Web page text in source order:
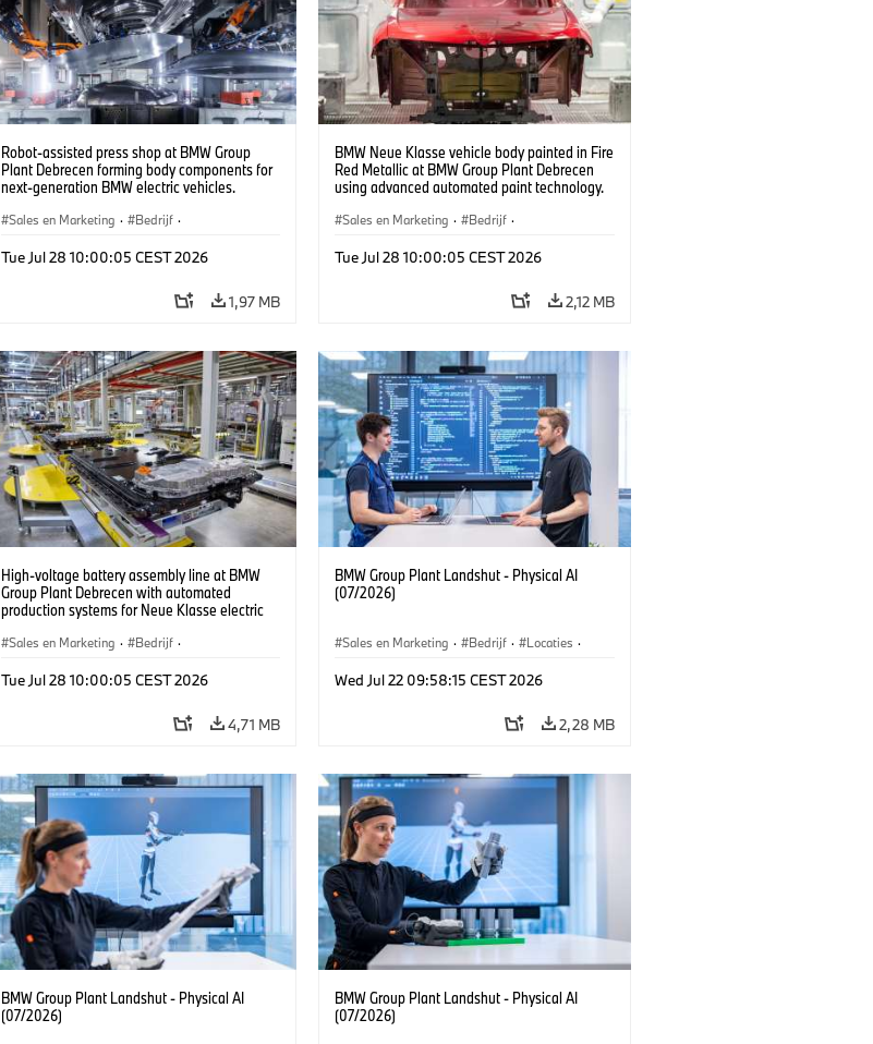
Robot-assisted press shop at BMW Group
Plant Debrecen forming body components for
next-generation BMW electric vehicles.
Sales en Marketing · Bedrijf ·
Tue Jul 28 10:00:05 CEST 2026
1,97 MB
BMW Neue Klasse vehicle body painted in Fire
Red Metallic at BMW Group Plant Debrecen
using advanced automated paint technology.
Sales en Marketing · Bedrijf ·
Tue Jul 28 10:00:05 CEST 2026
2,12 MB
High-voltage battery assembly line at BMW
Group Plant Debrecen with automated
production systems for Neue Klasse electric
Sales en Marketing · Bedrijf ·
Tue Jul 28 10:00:05 CEST 2026
4,71 MB
BMW Group Plant Landshut - Physical AI
(07/2026)
Sales en Marketing · Bedrijf · Locaties ·
Wed Jul 22 09:58:15 CEST 2026
2,28 MB
BMW Group Plant Landshut - Physical AI
(07/2026)
BMW Group Plant Landshut - Physical AI
(07/2026)